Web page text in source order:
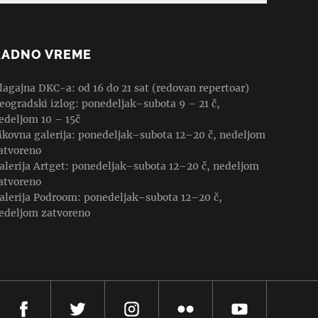
VREME
DKC-a: od 16 do 21 sat (redovan repertoar)
izlog: ponedeljak–subota 9 – 21 č,
10 – 15č
galerija: ponedeljak–subota 12–20 č, nedeljom
Artget: ponedeljak–subota 12–20 č, nedeljom
Podroom: ponedeljak–subota 12–20 č,
zatvoreno